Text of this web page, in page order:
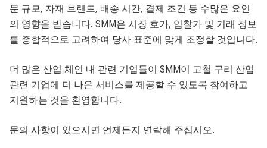
문 규모, 자재 브랜드, 배송 시간, 결제 조건 등 수많은 요인
의 영향을 받습니다. SMM은 시장 호가, 입찰가 및 거래 정보
를 종합적으로 고려하여 당사 표준에 맞게 조정할 것입니다.
더 많은 산업 체인 내 관련 기업들이 SMM이 고철 구리 산업
관련 기업에 더 나은 서비스를 제공할 수 있도록 참여하고
지원하는 것을 환영합니다.
문의 사항이 있으시면 언제든지 연락해 주십시오.